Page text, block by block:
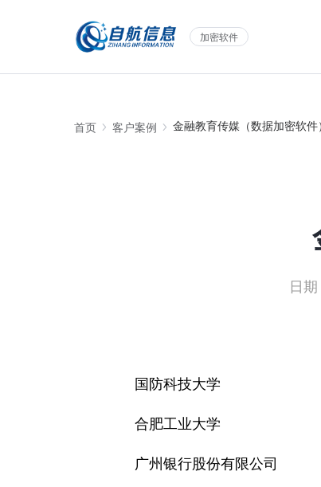
加密软件
首页 客户案例 金融教育传媒（数据加密软件
日
国防科技大学
合肥工业大学
广州银行股份有限公司